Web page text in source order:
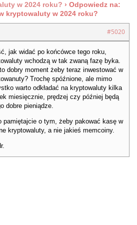
w 2024 roku? › Odpowiedz na:
kryptowaluty w 2024 roku?
#5020
jak widać po końcówce tego roku,
wchodzą w tak zwaną fazę byka.
dobry moment żeby teraz inwestować w
Trochę spóźnione, ale mimo
warto odkładać na kryptowaluty kilka
miesięcznie, prędzej czy później będą
dobre pieniądze.
pamiętajcie o tym, żeby pakować kasę w
kryptowaluty, a nie jakieś memcoiny.